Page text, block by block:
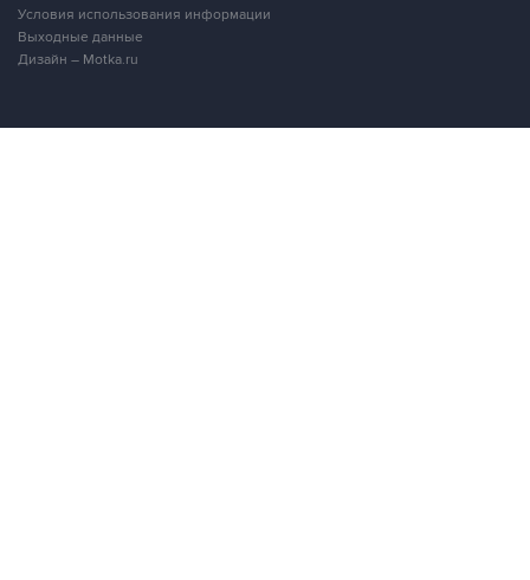
Условия использования информации
Выходные данные
Дизайн – Motka.ru